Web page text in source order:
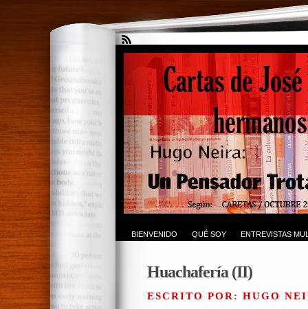
BIENVENIDO QUÉ SOY ENTREVISTAS
Huachafería (II)
ESCRITO POR: HUGO